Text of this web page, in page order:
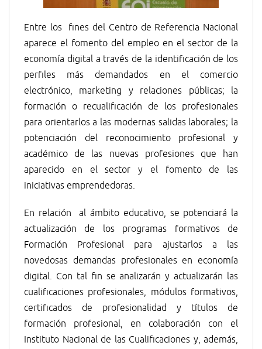
Entre los fines del Centro de Referencia Nacional
aparece el fomento del empleo en el sector de la
economía digital a través de la identificación de los
perfiles más demandados en el comercio
electrónico, marketing y relaciones públicas; la
formación o recualificación de los profesionales
para orientarlos a las modernas salidas laborales; la
potenciación del reconocimiento profesional y
académico de las nuevas profesiones que han
aparecido en el sector y el fomento de las
iniciativas emprendedoras.
En relación al ámbito educativo, se potenciará la
actualización de los programas formativos de
Formación Profesional para ajustarlos a las
novedosas demandas profesionales en economía
digital. Con tal fin se analizarán y actualizarán las
cualificaciones profesionales, módulos formativos,
certificados de profesionalidad y títulos de
formación profesional, en colaboración con el
Instituto Nacional de las Cualificaciones y, además,